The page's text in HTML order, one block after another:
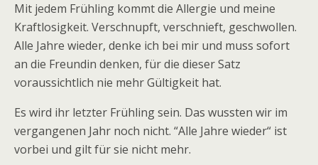
Mit jedem Frühling kommt die Allergie und meine
Kraftlosigkeit. Verschnupft, verschnieft, geschwollen.
Alle Jahre wieder, denke ich bei mir und muss sofort
an die Freundin denken, für die dieser Satz
voraussichtlich nie mehr Gültigkeit hat.
Es wird ihr letzter Frühling sein. Das wussten wir im
vergangenen Jahr noch nicht. “Alle Jahre wieder“ ist
vorbei und gilt für sie nicht mehr.